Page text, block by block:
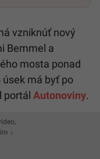
vzniknúť nový
Bemmel a
mosta ponad
má byť po
portál Autonoviny.
↓